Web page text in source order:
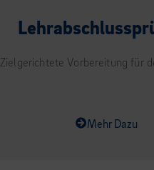
Zielgerichtete Vorbereitung für
Mehr Dazu